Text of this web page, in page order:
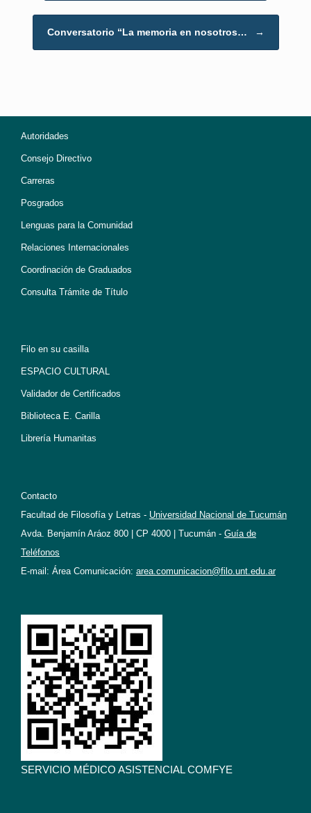
Conversatorio “La memoria en nosotros… →
Autoridades
Consejo Directivo
Carreras
Posgrados
Lenguas para la Comunidad
Relaciones Internacionales
Coordinación de Graduados
Consulta Trámite de Título
Filo en su casilla
ESPACIO CULTURAL
Validador de Certificados
Biblioteca E. Carilla
Librería Humanitas
Contacto
Facultad de Filosofía y Letras - Universidad Nacional de Tucumán
Avda. Benjamín Aráoz 800 | CP 4000 | Tucumán - Guía de
Teléfonos
E-mail: Área Comunicación: area.comunicacion@filo.unt.edu.ar
SERVICIO MÉDICO ASISTENCIAL COMFYE